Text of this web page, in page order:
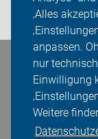
‚Alles
anpassen.
nur
Einwilligung
Weitere
Login
Bleiben Sie in